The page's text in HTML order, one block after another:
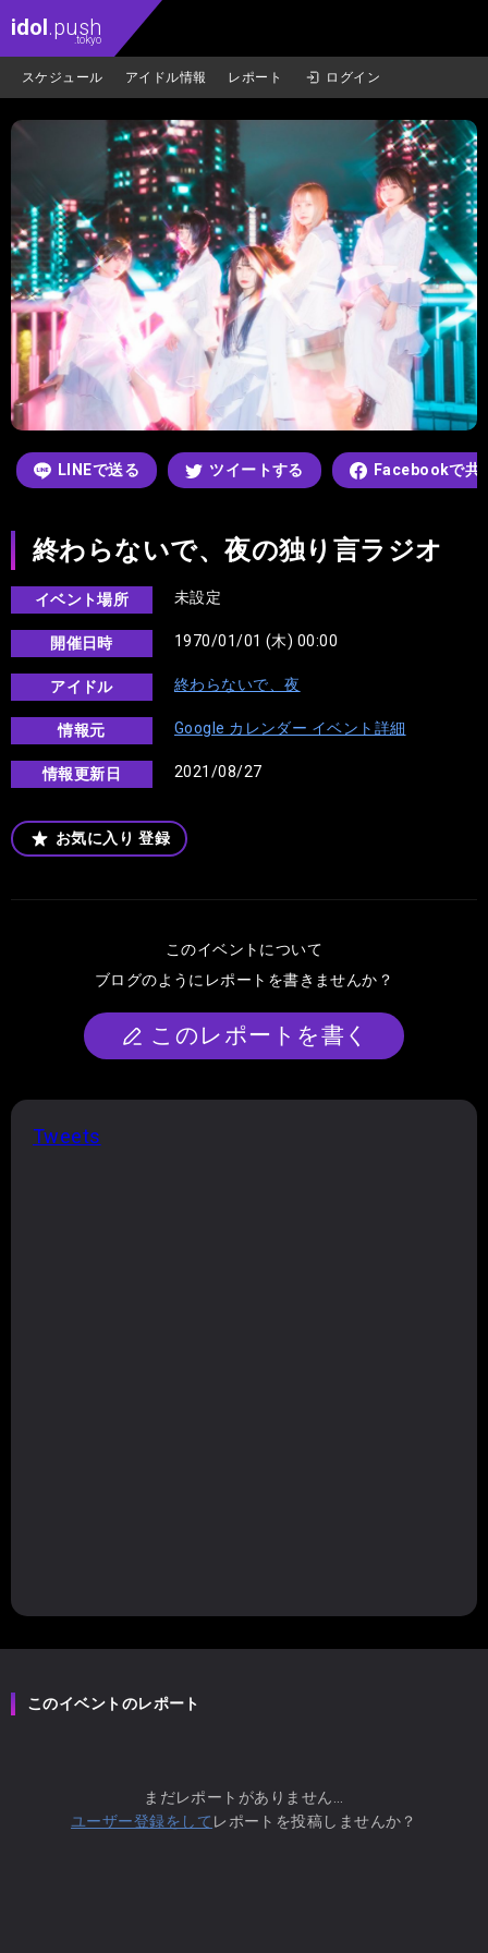
idol.push
.tokyo
スケジュール アイドル情報 レポート ログイン
LINEで送る ツイートする Facebookで共
終わらないで、夜の独り言ラジオ
イベント場所 未設定
開催日時 1970/01/01 (木) 00:00
アイドル 終わらないで、夜
情報元 Google カレンダー イベント詳細
情報更新日 2021/08/27
お気に入り 登録
このイベントについて
ブログのようにレポートを書きませんか？
このレポートを書く
Tweets
このイベントのレポート
まだレポートがありません...
ユーザー登録をして レポートを投稿しませんか？